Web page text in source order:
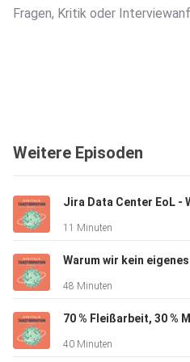
Fragen, Kritik oder
Weitere Episoden
11 Minuten
48 Minuten
40 Minuten